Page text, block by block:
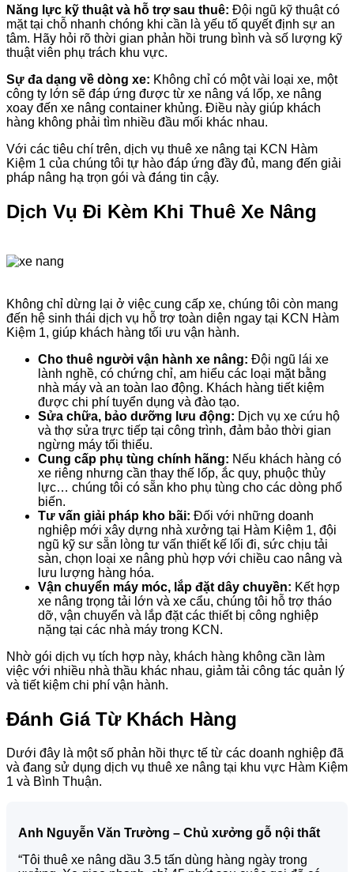
Năng lực kỹ thuật và hỗ trợ sau thuê: Đội ngũ kỹ thuật có
mặt tại chỗ nhanh chóng khi cần là yếu tố quyết định sự an
tâm. Hãy hỏi rõ thời gian phản hồi trung bình và số lượng kỹ
thuật viên phụ trách khu vực.
Sự đa dạng về dòng xe: Không chỉ có một vài loại xe, một
công ty lớn sẽ đáp ứng được từ xe nâng vá lốp, xe nâng
xoay đến xe nâng container khủng. Điều này giúp khách
hàng không phải tìm nhiều đầu mối khác nhau.
Với các tiêu chí trên, dịch vụ thuê xe nâng tại KCN Hàm
Kiệm 1 của chúng tôi tự hào đáp ứng đầy đủ, mang đến giải
pháp nâng hạ trọn gói và đáng tin cậy.
Dịch Vụ Đi Kèm Khi Thuê Xe Nâng
Không chỉ dừng lại ở việc cung cấp xe, chúng tôi còn mang
đến hệ sinh thái dịch vụ hỗ trợ toàn diện ngay tại KCN Hàm
Kiệm 1, giúp khách hàng tối ưu vận hành.
Cho thuê người vận hành xe nâng: Đội ngũ lái xe
lành nghề, có chứng chỉ, am hiểu các loại mặt bằng
nhà máy và an toàn lao động. Khách hàng tiết kiệm
được chi phí tuyển dụng và đào tạo.
Sửa chữa, bảo dưỡng lưu động: Dịch vụ xe cứu hộ
và thợ sửa trực tiếp tại công trình, đảm bảo thời gian
ngừng máy tối thiểu.
Cung cấp phụ tùng chính hãng: Nếu khách hàng có
xe riêng nhưng cần thay thế lốp, ắc quy, phuộc thủy
lực… chúng tôi có sẵn kho phụ tùng cho các dòng phổ
biến.
Tư vấn giải pháp kho bãi: Đối với những doanh
nghiệp mới xây dựng nhà xưởng tại Hàm Kiệm 1, đội
ngũ kỹ sư sẵn lòng tư vấn thiết kế lối đi, sức chịu tải
sàn, chọn loại xe nâng phù hợp với chiều cao nâng và
lưu lượng hàng hóa.
Vận chuyển máy móc, lắp đặt dây chuyền: Kết hợp
xe nâng trọng tải lớn và xe cẩu, chúng tôi hỗ trợ tháo
dỡ, vận chuyển và lắp đặt các thiết bị công nghiệp
nặng tại các nhà máy trong KCN.
Nhờ gói dịch vụ tích hợp này, khách hàng không cần làm
việc với nhiều nhà thầu khác nhau, giảm tải công tác quản lý
và tiết kiệm chi phí vận hành.
Đánh Giá Từ Khách Hàng
Dưới đây là một số phản hồi thực tế từ các doanh nghiệp đã
và đang sử dụng dịch vụ thuê xe nâng tại khu vực Hàm Kiệm
1 và Bình Thuận.
Anh Nguyễn Văn Trường – Chủ xưởng gỗ nội thất
“Tôi thuê xe nâng dầu 3.5 tấn dùng hàng ngày trong